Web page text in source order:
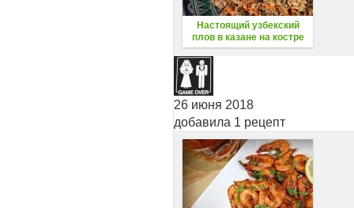
Настоящий узбекский
плов в казане на костре
26 июня 2018
добавила 1 рецепт